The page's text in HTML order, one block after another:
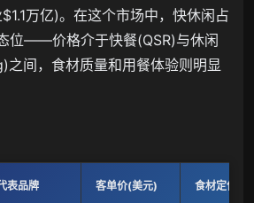
万亿)。在这个市场中，快休闲占
位——价格介于快餐(QSR)与休闲
间，食材质量和用餐体验则明显
表品牌 客单价(美元) 食材定位